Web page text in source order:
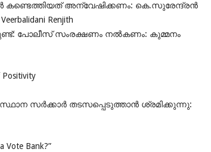
കണ്ടെത്തിയത് അന്വേഷിക്കണം: കെ.സുരേന്ദ്രൻ
Renjith
പോലീസ് സംരക്ഷണം നൽകണം: കുമ്മനം
Positivity
സർക്കാർ തടസപ്പെടുത്താൻ ശ്രമിക്കുന്നു:
Vote Bank?”